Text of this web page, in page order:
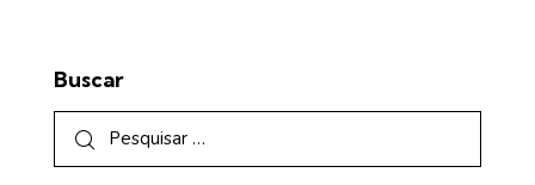
Buscar